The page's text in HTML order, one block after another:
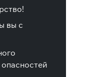
вы с